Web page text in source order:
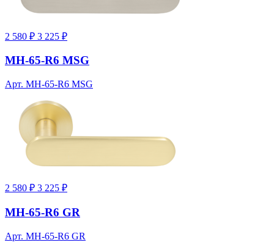
2 580 ₽ 3 225 ₽
MH-65-R6 MSG
Арт. MH-65-R6 MSG
2 580 ₽ 3 225 ₽
MH-65-R6 GR
Арт. MH-65-R6 GR